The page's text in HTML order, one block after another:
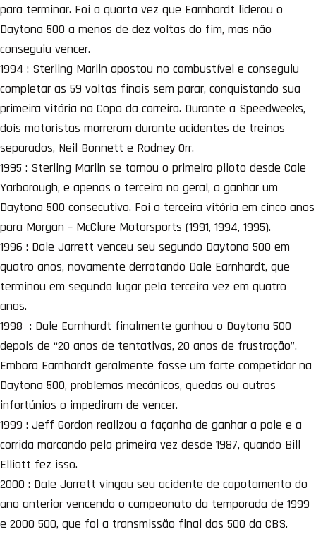
para terminar. Foi a quarta vez que Earnhardt liderou o
Daytona 500 a menos de dez voltas do fim, mas não
conseguiu vencer.
1994 : Sterling Marlin apostou no combustível e conseguiu
completar as 59 voltas finais sem parar, conquistando sua
primeira vitória na Copa da carreira. Durante a Speedweeks,
dois motoristas morreram durante acidentes de treinos
separados, Neil Bonnett e Rodney Orr.
1995 : Sterling Marlin se tornou o primeiro piloto desde Cale
Yarborough, e apenas o terceiro no geral, a ganhar um
Daytona 500 consecutivo. Foi a terceira vitória em cinco anos
para Morgan – McClure Motorsports (1991, 1994, 1995).
1996 : Dale Jarrett venceu seu segundo Daytona 500 em
quatro anos, novamente derrotando Dale Earnhardt, que
terminou em segundo lugar pela terceira vez em quatro
anos.
1998 : Dale Earnhardt finalmente ganhou o Daytona 500
depois de “20 anos de tentativas, 20 anos de frustração”.
Embora Earnhardt geralmente fosse um forte competidor na
Daytona 500, problemas mecânicos, quedas ou outros
infortúnios o impediram de vencer.
1999 : Jeff Gordon realizou a façanha de ganhar a pole e a
corrida marcando pela primeira vez desde 1987, quando Bill
Elliott fez isso.
2000 : Dale Jarrett vingou seu acidente de capotamento do
ano anterior vencendo o campeonato da temporada de 1999
e 2000 500, que foi a transmissão final das 500 da CBS.